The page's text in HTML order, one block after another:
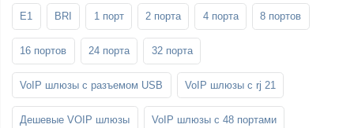
E1 BRI 1 порт 2 порта 4 порта 8 портов
16 портов 24 порта 32 порта
VoIP шлюзы с разъемом USB VoIP шлюзы с rj 21
Дешевые VOIP шлюзы VoIP шлюзы с 48 портами